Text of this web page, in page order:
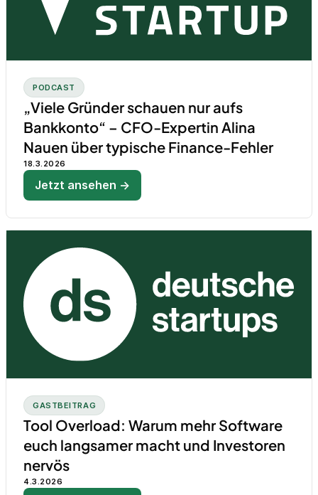
PODCAST
„Viele Gründer schauen nur aufs
Bankkonto“ – CFO-Expertin Alina
Nauen über typische Finance-Fehler
18.3.2026
Jetzt ansehen →
GASTBEITRAG
Tool Overload: Warum mehr Software
euch langsamer macht und Investoren
nervös
4.3.2026